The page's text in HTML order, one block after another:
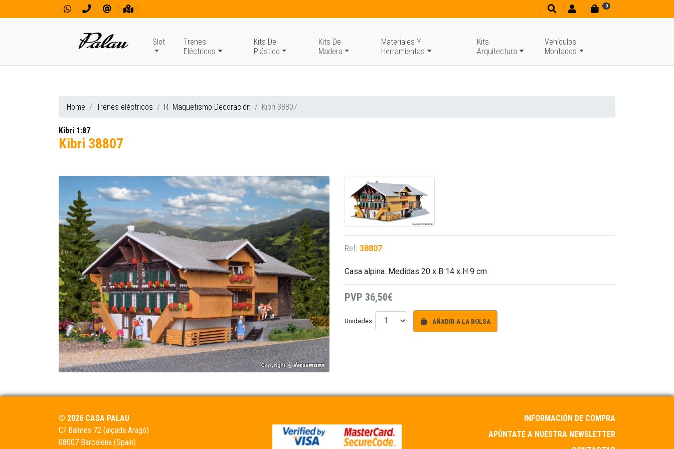
0
Slot
Trenes
Eléctricos
Kits De
Plástico
Kits De
Madera
Materiales Y
Herramientas
Kits
Arquitectura
Vehículos
Montados
Home Trenes eléctricos R -Maquetismo-Decoración Kibri 38807
Kibri 1:87
Kibri 38807
Ref. 38807
Casa alpina. Medidas 20 x B 14 x H 9 cm
PVP 36,50€
Unidades: AÑADIR A LA BOLSA
© 2026 CASA PALAU
C/ Balmes 72 (alçada Aragó)
08007 Barcelona (Spain)
INFORMACIÓN DE COMPRA
APÚNTATE A NUESTRA NEWSLETTER